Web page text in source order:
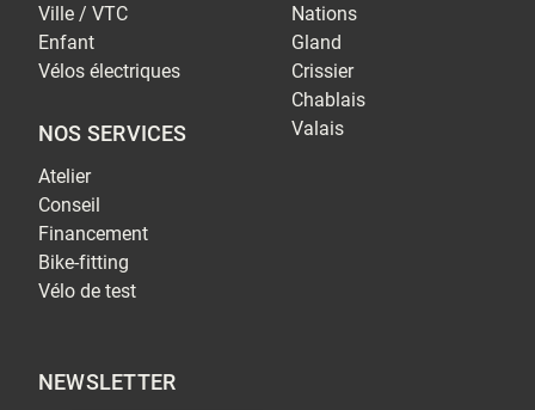
Ville / VTC
Enfant
Vélos électriques
NOS SERVICES
Atelier
Conseil
Financement
Bike-fitting
Vélo de test
Nations
Gland
Crissier
Chablais
Valais
NEWSLETTER